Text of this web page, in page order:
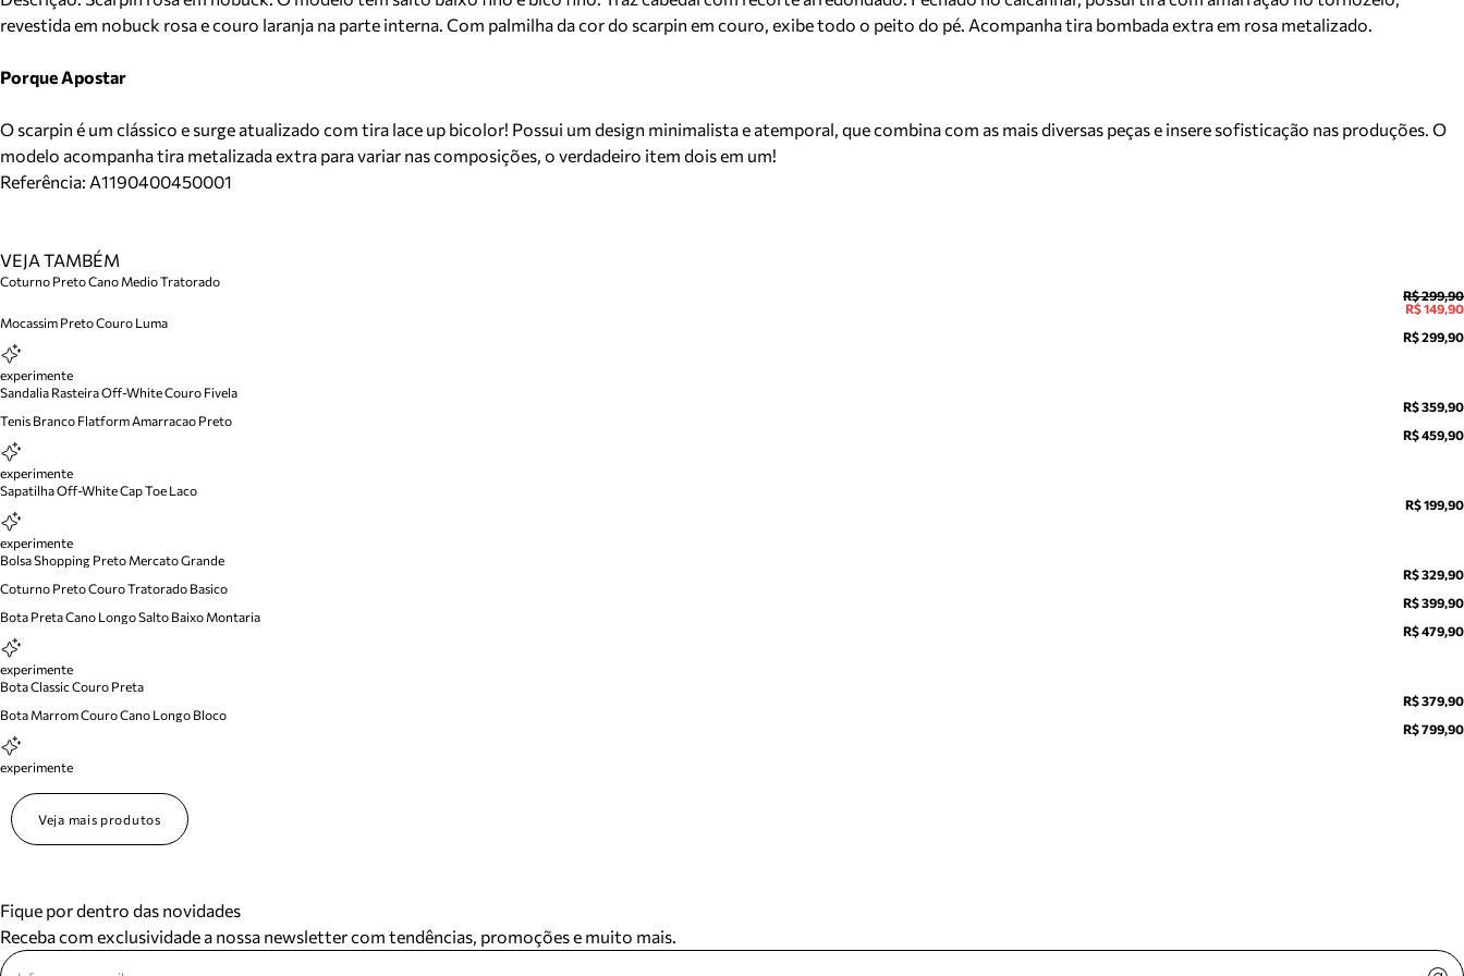
revestida em nobuck rosa e couro laranja na parte interna. Com palmilha da cor do scarpin em couro, exibe todo o peito do pé. Acompanha tira bombada extra em rosa metalizado.
Porque Apostar
O scarpin é um clássico e surge atualizado com tira lace up bicolor! Possui um design minimalista e atemporal, que combina com as mais diversas peças e insere sofisticação nas produções. O
modelo acompanha tira metalizada extra para variar nas composições, o verdadeiro item dois em um!
Referência: A1190400450001
VEJA TAMBÉM
Coturno Preto Cano Medio Tratorado
R$ 299,90
R$ 149,90
Mocassim Preto Couro Luma
R$ 299,90
experimente
Sandalia Rasteira Off-White Couro Fivela
R$ 359,90
Tenis Branco Flatform Amarracao Preto
R$ 459,90
experimente
Sapatilha Off-White Cap Toe Laco
R$ 199,90
experimente
Bolsa Shopping Preto Mercato Grande
R$ 329,90
Coturno Preto Couro Tratorado Basico
R$ 399,90
Bota Preta Cano Longo Salto Baixo Montaria
R$ 479,90
experimente
Bota Classic Couro Preta
R$ 379,90
Bota Marrom Couro Cano Longo Bloco
R$ 799,90
experimente
Veja mais produtos
Fique por dentro das novidades
Receba com exclusividade a nossa newsletter com tendências, promoções e muito mais.